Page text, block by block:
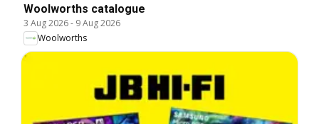
Woolworths catalogue
3 Aug 2026- 9 Aug 2026
Woolworths